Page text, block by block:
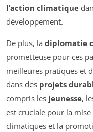
l’action climatique
développement.
De plus, la diplomatie
prometteuse pour ces
meilleures pratiques et
dans des projets
compris les jeunesse,
est cruciale pour la
climatiques et la